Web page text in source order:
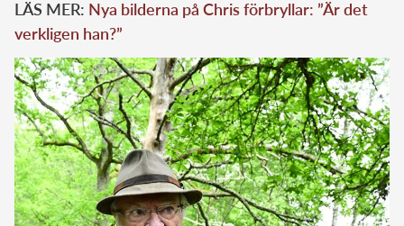
LÄS MER: Nya bilderna på Chris förbryllar: ”Är det
verkligen han?”